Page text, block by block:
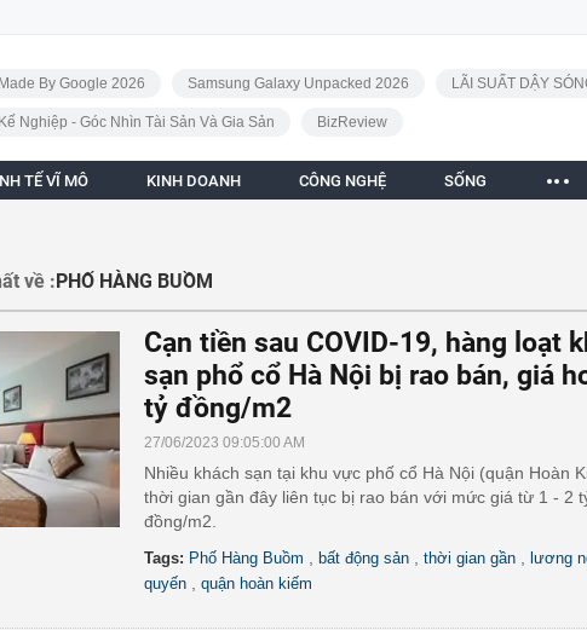
Made By Google 2026
Samsung Galaxy Unpacked 2026 LÃI SUẤT DẬY
Kế Nghiệp - Góc Nhìn Tài Sản Và Gia Sản BizReview
TẾ VĨ MÔ KINH DOANH CÔNG NGHỆ SỐNG
về :PHỐ HÀNG BUỒM
Cạn tiền sau COVID-19, hàng loạt
sạn phổ cổ Hà Nội bị rao bán, giá
tỷ đồng/m2
27/06/2023 09:05:00 AM
Nhiều khách sạn tại khu vực phố cổ Hà Nội (quận Hoàn
thời gian gần đây liên tục bị rao bán với mức giá từ 1 - 2
đồng/m2.
Tags: Phố Hàng Buồm bất động sản thời gian gần
lương
quyến
quận hoàn kiếm